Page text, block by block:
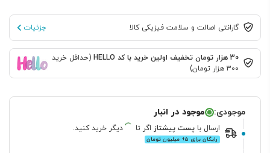
گارانتی اصالت و سلامت فیزیکی کالا جزئیات
30 هزار تومان تخفیف اولین خرید با کد HELLO
(حداقل خرید
300 هزار تومان)
موجودی: موجود در انبار
ارسال با پست پیشتاز اگر تا دیگر خرید کنید.
رایگان برای ۵+ میلیون تومان